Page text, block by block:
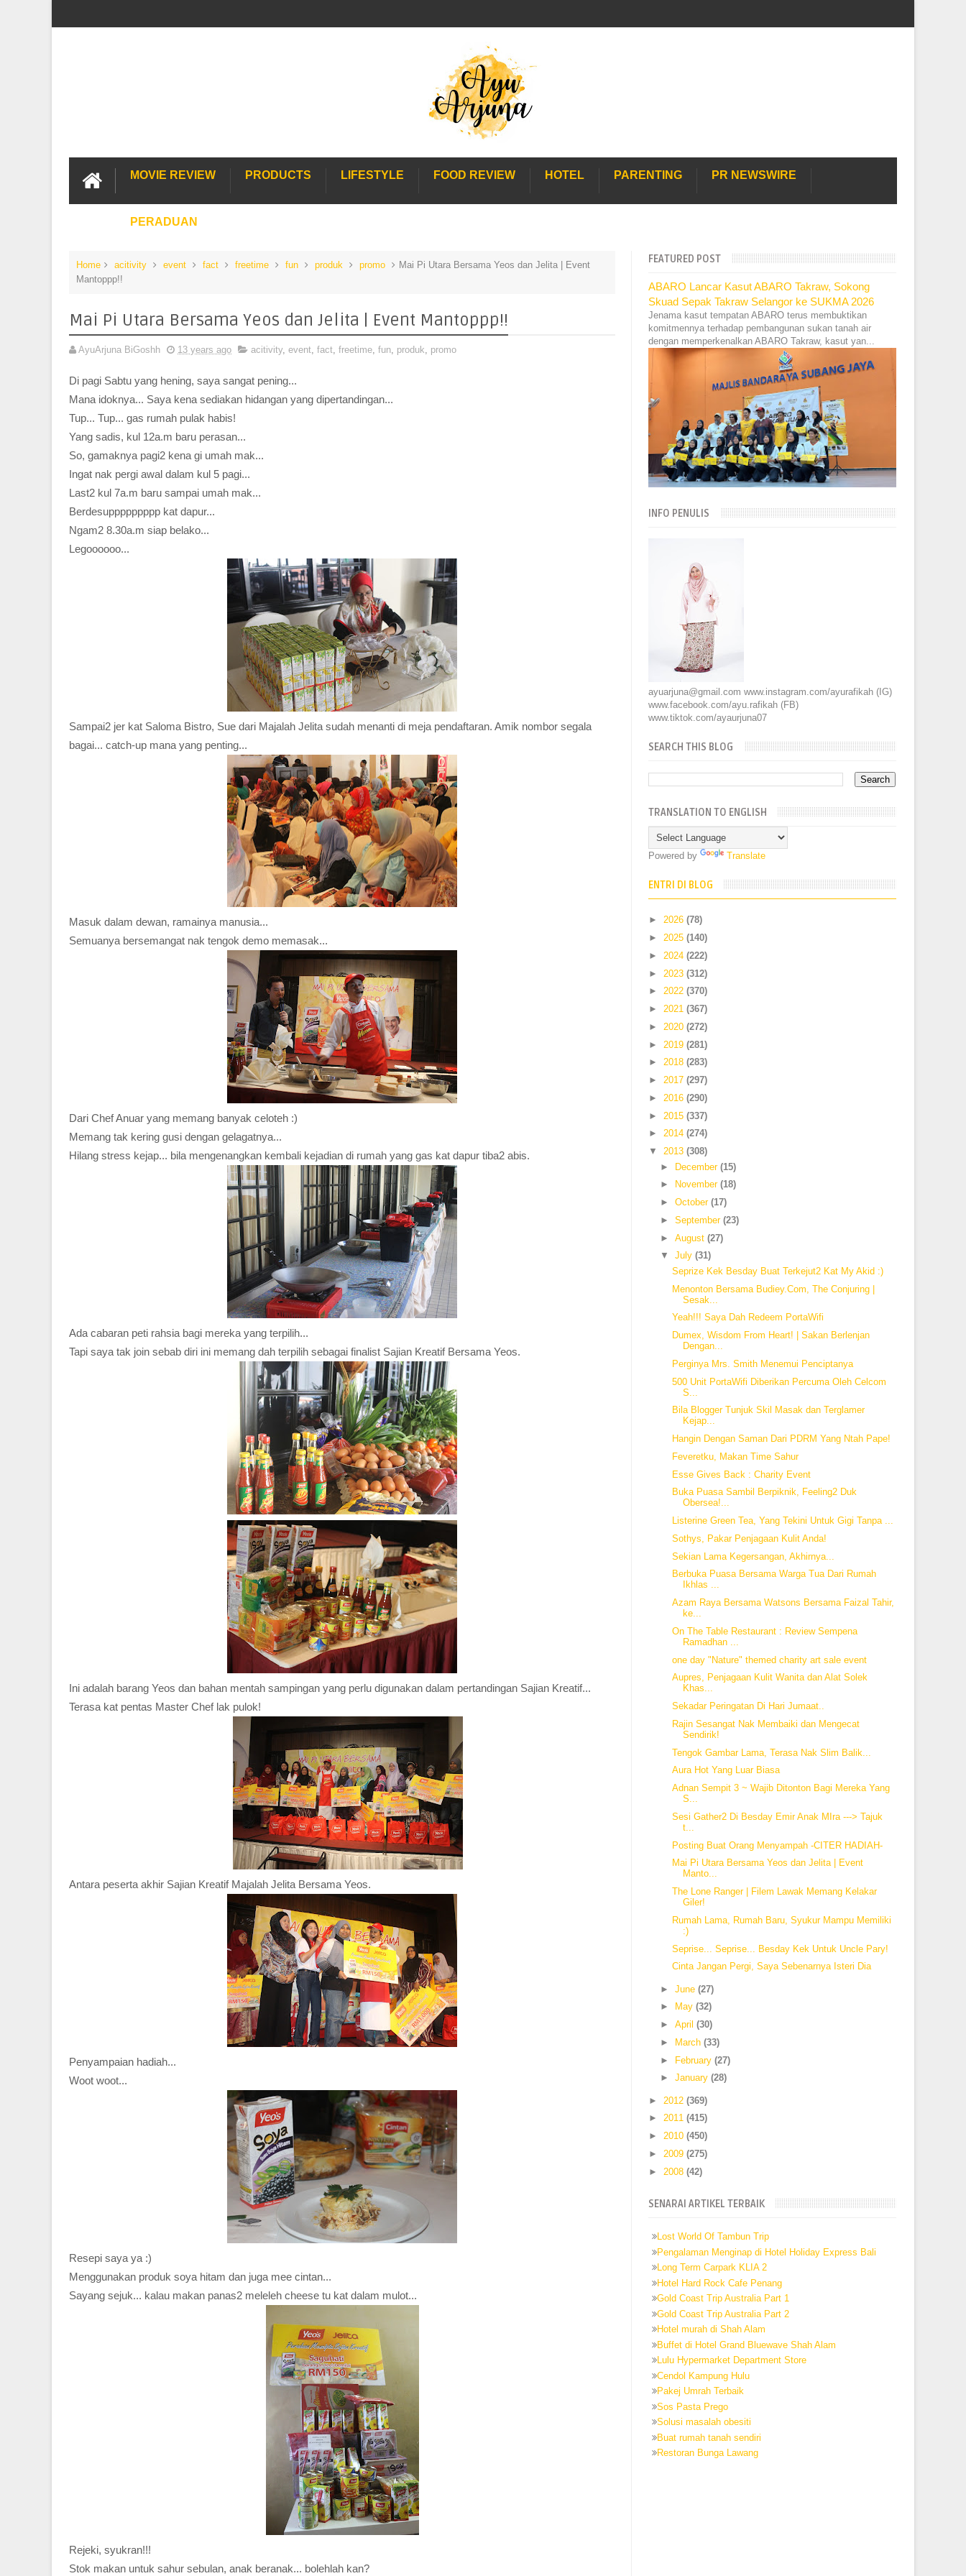
MOVIE REVIEW PRODUCTS LIFESTYLE FOOD REVIEW HOTEL PARENTING PR NEWSWIRE
PERADUAN
Home acitivity event fact freetime fun produk promo
Mai Pi Utara Bersama Yeos dan Jelita | Event
Mantoppp!!
Mai Pi Utara Bersama Yeos dan Jelita | Event Mantoppp!!
AyuArjuna BiGoshh 13 years ago acitivity, event, fact, freetime, fun, produk, promo
Di pagi Sabtu yang hening, saya sangat pening...
Mana idoknya... Saya kena sediakan hidangan yang dipertandingan...
Tup... Tup... gas rumah pulak habis!
Yang sadis, kul 12a.m baru perasan...
So, gamaknya pagi2 kena gi umah mak...
Ingat nak pergi awal dalam kul 5 pagi...
Last2 kul 7a.m baru sampai umah mak...
Berdesuppppppppp kat dapur...
Ngam2 8.30a.m siap belako...
Legoooooo...
Sampai2 jer kat Saloma Bistro, Sue dari Majalah Jelita sudah menanti di meja pendaftaran. Amik nombor segala
bagai... catch-up mana yang penting...
Masuk dalam dewan, ramainya manusia...
Semuanya bersemangat nak tengok demo memasak...
Dari Chef Anuar yang memang banyak celoteh :)
Memang tak kering gusi dengan gelagatnya...
Hilang stress kejap... bila mengenangkan kembali kejadian di rumah yang gas kat dapur tiba2 abis.
Ada cabaran peti rahsia bagi mereka yang terpilih...
Tapi saya tak join sebab diri ini memang dah terpilih sebagai finalist Sajian Kreatif Bersama Yeos.
Ini adalah barang Yeos dan bahan mentah sampingan yang perlu digunakan dalam pertandingan Sajian Kreatif...
Terasa kat pentas Master Chef lak pulok!
Antara peserta akhir Sajian Kreatif Majalah Jelita Bersama Yeos.
Penyampaian hadiah...
Woot woot...
Resepi saya ya :)
Menggunakan produk soya hitam dan juga mee cintan...
Sayang sejuk... kalau makan panas2 meleleh cheese tu kat dalam mulot...
Rejeki, syukran!!!
Stok makan untuk sahur sebulan, anak beranak... bolehlah kan?
FEATURED POST
ABARO Lancar Kasut ABARO Takraw, Sokong
Skuad Sepak Takraw Selangor ke SUKMA 2026
Jenama kasut tempatan ABARO terus membuktikan
komitmennya terhadap pembangunan sukan tanah air
dengan memperkenalkan ABARO Takraw, kasut yan...
INFO PENULIS
ayuarjuna@gmail.com www.instagram.com/ayurafikah (IG)
www.facebook.com/ayu.rafikah (FB)
www.tiktok.com/ayaurjuna07
SEARCH THIS BLOG
TRANSLATION TO ENGLISH
Powered by Translate
ENTRI DI BLOG
►2026(78)
►2025(140)
► 2024(222)
► 2023(312)
►2022(370)
►2021(367)
► 2020(272)
► 2019(281)
►2018(283)
►2017(297)
► 2016(290)
► 2015(337)
►2014(274)
▼2013(308)
► December (15)
►
November (18)
► October (17)
► September (23)
► August (27)
▼ July (31)
Seprize Kek Besday Buat Terkejut2 Kat My Akid :)
Menonton Bersama Budiey.Com, The Conjuring |
Sesak...
Yeah!!! Saya Dah Redeem PortaWifi
Dumex, Wisdom From Heart! | Sakan Berlenjan
Dengan...
Perginya Mrs. Smith Menemui Penciptanya
500 Unit PortaWifi Diberikan Percuma Oleh Celcom
S...
Bila Blogger Tunjuk Skil Masak dan Terglamer
Kejap...
Hangin Dengan Saman Dari PDRM Yang Ntah Pape!
Feveretku, Makan Time Sahur
Esse Gives Back : Charity Event
Buka Puasa Sambil Berpiknik, Feeling2 Duk
Obersea!...
Listerine Green Tea, Yang Tekini Untuk Gigi Tanpa ...
Sothys, Pakar Penjagaan Kulit Anda!
Sekian Lama Kegersangan, Akhirnya...
Berbuka Puasa Bersama Warga Tua Dari Rumah
Ikhlas ...
Azam Raya Bersama Watsons Bersama Faizal Tahir,
ke...
On The Table Restaurant : Review Sempena
Ramadhan ...
one day "Nature" themed charity art sale event
Aupres, Penjagaan Kulit Wanita dan Alat Solek
Khas...
Sekadar Peringatan Di Hari Jumaat..
Rajin Sesangat Nak Membaiki dan Mengecat
Sendirik!
Tengok Gambar Lama, Terasa Nak Slim Balik...
Aura Hot Yang Luar Biasa
Adnan Sempit 3 ~ Wajib Ditonton Bagi Mereka Yang
S...
Sesi Gather2 Di Besday Emir Anak MIra ---> Tajuk
t...
Posting Buat Orang Menyampah -CITER HADIAH-
Mai Pi Utara Bersama Yeos dan Jelita | Event
Manto...
The Lone Ranger | Filem Lawak Memang Kelakar
Giler!
Rumah Lama, Rumah Baru, Syukur Mampu Memiliki
:)
Seprise... Seprise... Besday Kek Untuk Uncle Pary!
Cinta Jangan Pergi, Saya Sebenarnya Isteri Dia
► June (27)
►
May (32)
► April (30)
►
March (33)
► February (27)
► January (28)
► 2012(369)
►2011(415)
►2010(450)
► 2009(275)
► 2008(42)
SENARAI ARTIKEL TERBAIK
Lost World Of Tambun Trip
Pengalaman Menginap di Hotel Holiday Express Bali
Long Term Carpark KLIA 2
Hotel Hard Rock Cafe Penang
Gold Coast Trip Australia Part 1
Gold Coast Trip Australia Part 2
Hotel murah di Shah Alam
Buffet di Hotel Grand Bluewave Shah Alam
Lulu Hypermarket Department Store
Cendol Kampung Hulu
Pakej Umrah Terbaik
Sos Pasta Prego
Solusi masalah obesiti
Buat rumah tanah sendiri
Restoran Bunga Lawang